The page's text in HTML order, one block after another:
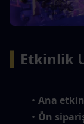
Etkinlik
Ana
Ön